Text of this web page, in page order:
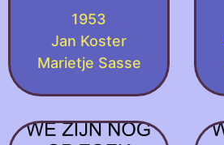
1953
Jan Koster
Marietje Sasse